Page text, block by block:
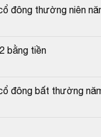
đông thường niên
bằng tiền
đông bất thường